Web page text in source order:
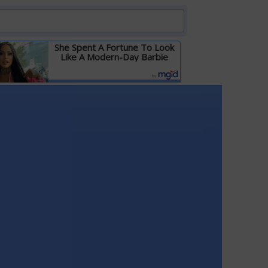
She Spent A Fortune To Look
Like A Modern-Day Barbie
Детальніше